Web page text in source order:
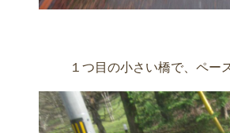
１つ目の小さい橋で、ペー